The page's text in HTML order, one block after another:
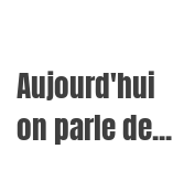
Aujourd'hui
on parle de...